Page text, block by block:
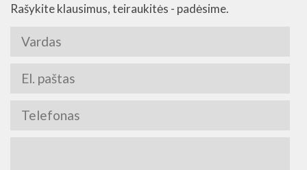
Rašykite klausimus, teiraukitės - padėsime.